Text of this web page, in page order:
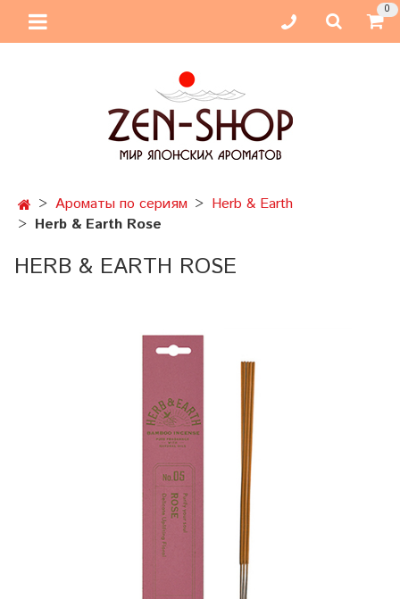
0
Ароматы по сериям
Herb & Earth
Herb & Earth Rose
HERB & EARTH ROSE